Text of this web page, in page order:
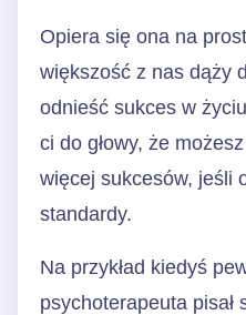
Opiera się ona na
większość z nas dąży
odnieść sukces w
ci do głowy, że
więcej sukcesów, jeśli
standardy.
Na przykład kiedyś
psychoterapeuta pisał